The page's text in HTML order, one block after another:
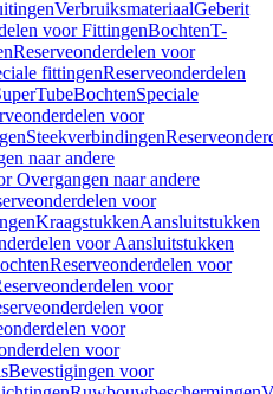
VerbruiksmateriaalGeberit
voor FittingenBochtenT-
Reserveonderdelen voor
fittingenReserveonderdelen
BochtenSpeciale
voor
Steekverbindingen
naar andere
Overgangen naar andere
voor
KraagstukkenAansluitstukken
voor Aansluitstukken
Reserveonderdelen voor
voor
voor
voor
voor
Bevestigingen voor